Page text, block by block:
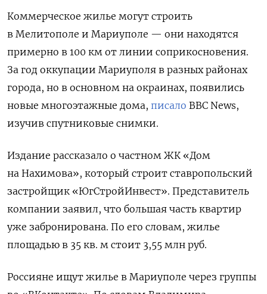
Коммерческое жилье могут строить
в Мелитополе и Мариуполе — они находятся
примерно в 100 км от линии соприкосновения.
За год оккупации Мариуполя в разных районах
города, но в основном на окраинах, появились
новые многоэтажные дома, писало BBC News,
изучив спутниковые снимки.
Издание рассказало о частном ЖК «Дом
на Нахимова», который строит ставропольский
застройщик «ЮгСтройИнвест». Представитель
компании заявил, что большая часть квартир
уже забронирована. По его словам, жилье
площадью в 35 кв. м стоит 3,55 млн руб.
Россияне ищут жилье в Мариуполе через группы